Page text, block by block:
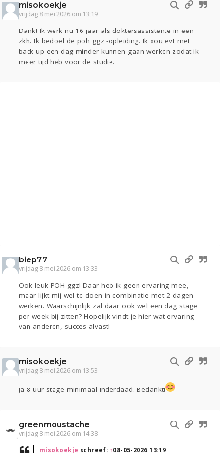
misokoekje
vrijdag 8 mei 2026 om 13:19
Dank! Ik werk nu 16 jaar als doktersassistente in een
zkh. Ik bedoel de poh ggz -opleiding. Ik xou evt met
back up een dag minder kunnen gaan werken zodat ik
meer tijd heb voor de studie.
biep77
vrijdag 8 mei 2026 om 13:33
Ook leuk POH-ggz! Daar heb ik geen ervaring mee,
maar lijkt mij wel te doen in combinatie met 2 dagen
werken. Waarschijnlijk zal daar ook wel een dag stage
per week bij zitten? Hopelijk vindt je hier wat ervaring
van anderen, succes alvast!
misokoekje
vrijdag 8 mei 2026 om 13:53
Ja 8 uur stage minimaal inderdaad. Bedankt!
greenmoustache
vrijdag 8 mei 2026 om 14:38
misokoekje schreef: ↑08-05-2026 13:19